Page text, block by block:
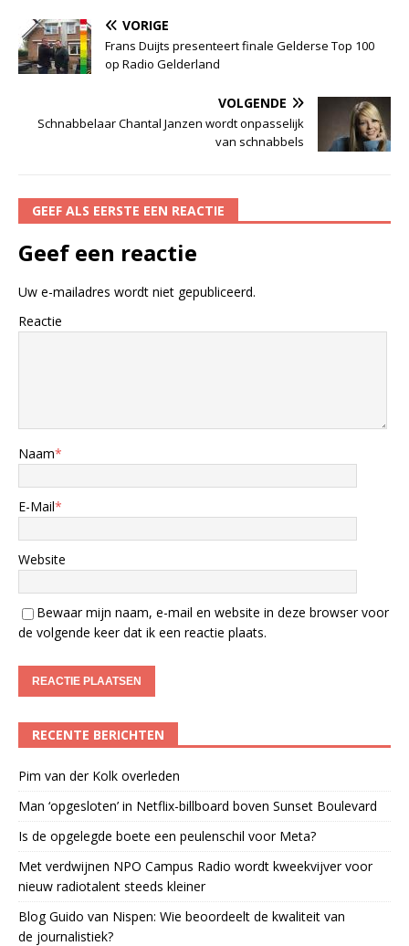
VORIGE
Frans Duijts presenteert finale Gelderse Top 100
op Radio Gelderland
VOLGENDE
Schnabbelaar Chantal Janzen wordt onpasselijk
van schnabbels
GEEF ALS EERSTE EEN REACTIE
Geef een reactie
Uw e-mailadres wordt niet gepubliceerd.
Reactie
Naam*
E-Mail*
Website
Bewaar mijn naam, e-mail en website in deze browser voor
de volgende keer dat ik een reactie plaats.
RECENTE BERICHTEN
Pim van der Kolk overleden
Man ‘opgesloten’ in Netflix-billboard boven Sunset Boulevard
Is de opgelegde boete een peulenschil voor Meta?
Met verdwijnen NPO Campus Radio wordt kweekvijver voor
nieuw radiotalent steeds kleiner
Blog Guido van Nispen: Wie beoordeelt de kwaliteit van
de journalistiek?